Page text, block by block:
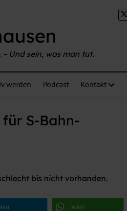
– Und sein, was man tut.
werden Podcast Kontakt
S-Bahn-
bis nicht vorhanden.
teilen